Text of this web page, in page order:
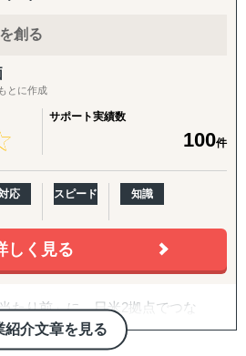
分析から、具体的な戦略と実行可
おります。貴社の「適切な経営判
つ包括的な支援を心がけていま
までたくさんの企業様を支援させ
談いただくほどんどの企業様が、
べきかわからない」
的データがない」
から落とし穴が多そうで困ってい
ています。こういったお悩みの企
度、アクシアマーケティングにご
、インドをはじめ、北米や欧州と
の調査実績があり、調査・分析に
創る
とに作成
サポート実績数
100件
応 スピード 知識
しく見る
紹介文章を見る
たり前」に。日米2拠点でつな
援】